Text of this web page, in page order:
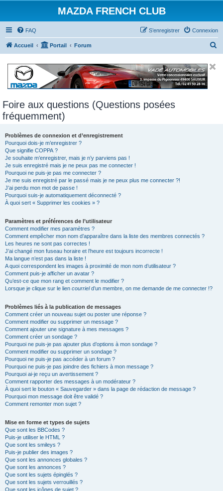
MAZDA FRENCH CLUB
FAQ Connexion
S’enregistrer
Accueil Portail Forum
Foire aux questions (Questions posées
fréquemment)
Problèmes de connexion et d’enregistrement
Pourquoi dois-je m’enregistrer ?
Que signifie COPPA ?
Je souhaite m’enregistrer, mais je n’y parviens pas !
Je suis enregistré mais je ne peux pas me connecter !
Pourquoi ne puis-je pas me connecter ?
Je me suis enregistré par le passé mais je ne peux plus me connecter ?!
J’ai perdu mon mot de passe !
Pourquoi suis-je automatiquement déconnecté ?
À quoi sert « Supprimer les cookies » ?
Paramètres et préférences de l’utilisateur
Comment modifier mes paramètres ?
Comment empêcher mon nom d’apparaître dans la liste des membres connectés ?
Les heures ne sont pas correctes !
J’ai changé mon fuseau horaire et l’heure est toujours incorrecte !
Ma langue n’est pas dans la liste !
A quoi correspondent les images à proximité de mon nom d’utilisateur ?
Comment puis-je afficher un avatar ?
Qu’est-ce que mon rang et comment le modifier ?
Lorsque je clique sur le lien courrield’un membre, on me demande de me connecter !?
Problèmes liés à la publication de messages
Comment créer un nouveau sujet ou poster une réponse ?
Comment modifier ou supprimer un message ?
Comment ajouter une signature à mes messages ?
Comment créer un sondage ?
Pourquoi ne puis-je pas ajouter plus d’options à mon sondage ?
Comment modifier ou supprimer un sondage ?
Pourquoi ne puis-je pas accéder à un forum ?
Pourquoi ne puis-je pas joindre des fichiers à mon message ?
Pourquoi ai-je reçu un avertissement ?
Comment rapporter des messages à un modérateur ?
À quoi sert le bouton « Sauvegarder » dans la page de rédaction de message ?
Pourquoi mon message doit être validé ?
Comment remonter mon sujet ?
Mise en forme et types de sujets
Que sont les BBCodes ?
Puis-je utiliser le HTML ?
Que sont les smileys ?
Puis-je publier des images ?
Que sont les annonces globales ?
Que sont les annonces ?
Que sont les sujets épinglés ?
Que sont les sujets verrouillés ?
Que sont les icônes de sujet ?